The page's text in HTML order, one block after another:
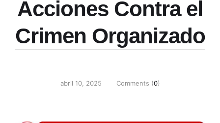
Acciones Contra el
Crimen Organizado
abril 10, 2025 Comments (0)